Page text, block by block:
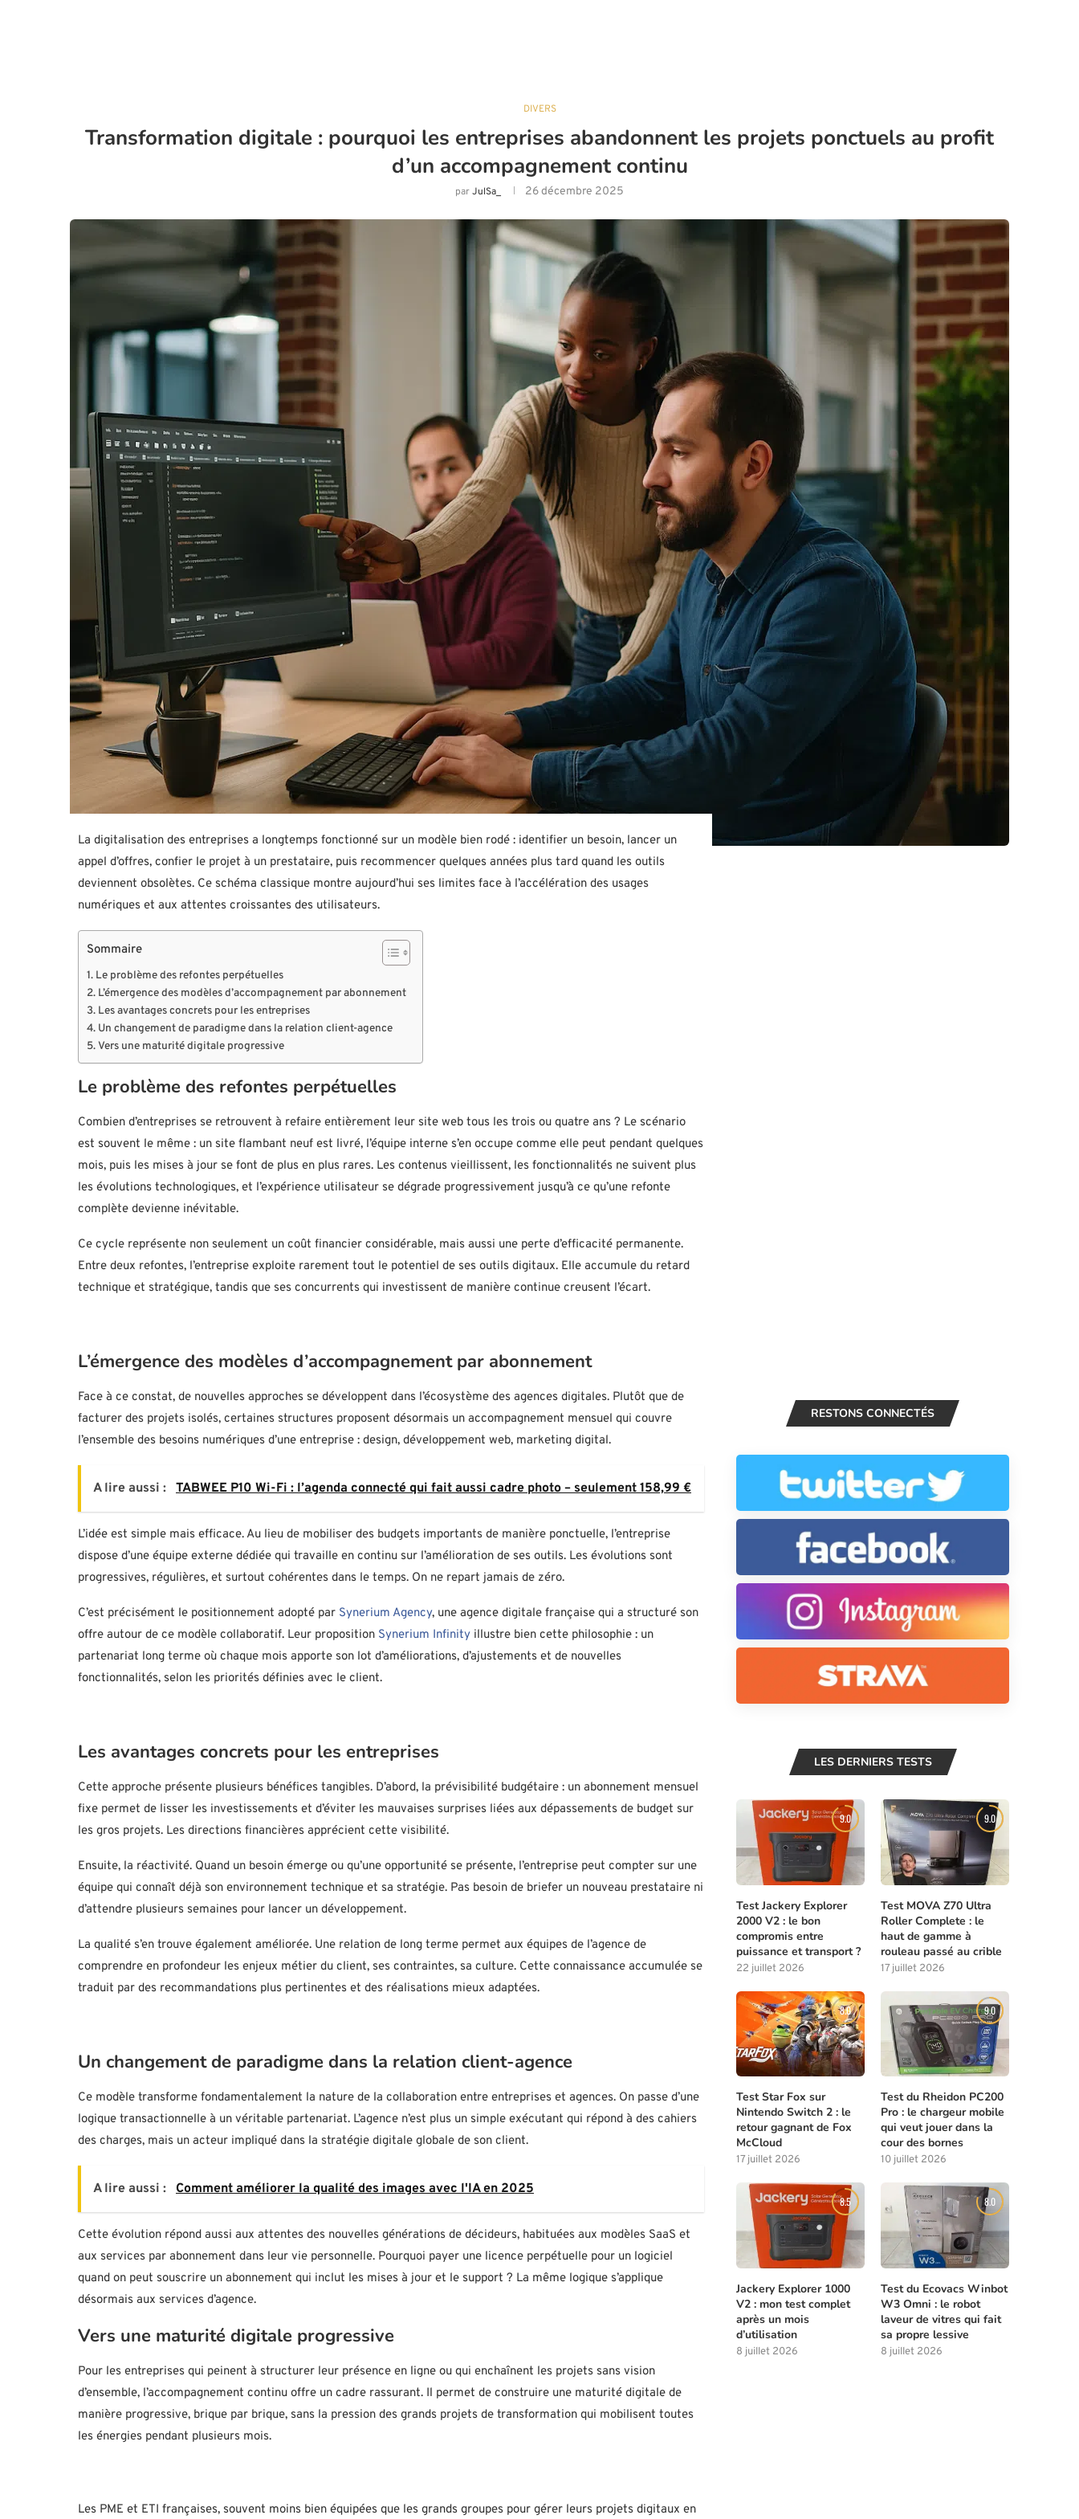
DIVERS
Transformation digitale : pourquoi les entreprises abandonnent les projets ponctuels au profit
d’un accompagnement continu
parJulSa_ 26 décembre 2025
La digitalisation des entreprises a longtemps fonctionné sur un modèle bien rodé : identifier un besoin, lancer un
appel d’offres, confier le projet à un prestataire, puis recommencer quelques années plus tard quand les outils
deviennent obsolètes. Ce schéma classique montre aujourd’hui ses limites face à l’accélération des usages
numériques et aux attentes croissantes des utilisateurs.
Sommaire
Le problème des refontes perpétuelles
L’émergence des modèles d’accompagnement par abonnement
Les avantages concrets pour les entreprises
Un changement de paradigme dans la relation client-agence
Vers une maturité digitale progressive
Le problème des refontes perpétuelles
Combien d’entreprises se retrouvent à refaire entièrement leur site web tous les trois ou quatre ans ? Le scénario
est souvent le même : un site flambant neuf est livré, l’équipe interne s’en occupe comme elle peut pendant quelques
mois, puis les mises à jour se font de plus en plus rares. Les contenus vieillissent, les fonctionnalités ne suivent plus
les évolutions technologiques, et l’expérience utilisateur se dégrade progressivement jusqu’à ce qu’une refonte
complète devienne inévitable.
Ce cycle représente non seulement un coût financier considérable, mais aussi une perte d’efficacité permanente.
Entre deux refontes, l’entreprise exploite rarement tout le potentiel de ses outils digitaux. Elle accumule du retard
technique et stratégique, tandis que ses concurrents qui investissent de manière continue creusent l’écart.
L’émergence des modèles d’accompagnement par abonnement
Face à ce constat, de nouvelles approches se développent dans l’écosystème des agences digitales. Plutôt que de
facturer des projets isolés, certaines structures proposent désormais un accompagnement mensuel qui couvre
l’ensemble des besoins numériques d’une entreprise : design, développement web, marketing digital.
A lire aussi : TABWEE P10 Wi-Fi : l’agenda connecté qui fait aussi cadre photo – seulement 158,99 €
L’idée est simple mais efficace. Au lieu de mobiliser des budgets importants de manière ponctuelle, l’entreprise
dispose d’une équipe externe dédiée qui travaille en continu sur l’amélioration de ses outils. Les évolutions sont
progressives, régulières, et surtout cohérentes dans le temps. On ne repart jamais de zéro.
C’est précisément le positionnement adopté par Synerium Agency, une agence digitale française qui a structuré son
offre autour de ce modèle collaboratif. Leur proposition Synerium Infinity illustre bien cette philosophie : un
partenariat long terme où chaque mois apporte son lot d’améliorations, d’ajustements et de nouvelles
fonctionnalités, selon les priorités définies avec le client.
Les avantages concrets pour les entreprises
Cette approche présente plusieurs bénéfices tangibles. D’abord, la prévisibilité budgétaire : un abonnement mensuel
fixe permet de lisser les investissements et d’éviter les mauvaises surprises liées aux dépassements de budget sur
les gros projets. Les directions financières apprécient cette visibilité.
Ensuite, la réactivité. Quand un besoin émerge ou qu’une opportunité se présente, l’entreprise peut compter sur une
équipe qui connaît déjà son environnement technique et sa stratégie. Pas besoin de briefer un nouveau prestataire ni
d’attendre plusieurs semaines pour lancer un développement.
La qualité s’en trouve également améliorée. Une relation de long terme permet aux équipes de l’agence de
comprendre en profondeur les enjeux métier du client, ses contraintes, sa culture. Cette connaissance accumulée se
traduit par des recommandations plus pertinentes et des réalisations mieux adaptées.
Un changement de paradigme dans la relation client-agence
Ce modèle transforme fondamentalement la nature de la collaboration entre entreprises et agences. On passe d’une
logique transactionnelle à un véritable partenariat. L’agence n’est plus un simple exécutant qui répond à des cahiers
des charges, mais un acteur impliqué dans la stratégie digitale globale de son client.
A lire aussi : Comment améliorer la qualité des images avec l'IA en 2025
Cette évolution répond aussi aux attentes des nouvelles générations de décideurs, habituées aux modèles SaaS et
aux services par abonnement dans leur vie personnelle. Pourquoi payer une licence perpétuelle pour un logiciel
quand on peut souscrire un abonnement qui inclut les mises à jour et le support ? La même logique s’applique
désormais aux services d’agence.
Vers une maturité digitale progressive
Pour les entreprises qui peinent à structurer leur présence en ligne ou qui enchaînent les projets sans vision
d’ensemble, l’accompagnement continu offre un cadre rassurant. Il permet de construire une maturité digitale de
manière progressive, brique par brique, sans la pression des grands projets de transformation qui mobilisent toutes
les énergies pendant plusieurs mois.
Les PME et ETI françaises, souvent moins bien équipées que les grands groupes pour gérer leurs projets digitaux en
RESTONS CONNECTÉS
LES DERNIERS TESTS
9.0
Test Jackery Explorer
2000 V2 : le bon
compromis entre
puissance et transport ?
22 juillet 2026
9.0
Test MOVA Z70 Ultra
Roller Complete : le
haut de gamme à
rouleau passé au crible
17 juillet 2026
8.0
Test Star Fox sur
Nintendo Switch 2 : le
retour gagnant de Fox
McCloud
17 juillet 2026
9.0
Test du Rheidon PC200
Pro : le chargeur mobile
qui veut jouer dans la
cour des bornes
10 juillet 2026
8.5
Jackery Explorer 1000
V2 : mon test complet
après un mois
d’utilisation
8 juillet 2026
8.0
Test du Ecovacs Winbot
W3 Omni : le robot
laveur de vitres qui fait
sa propre lessive
8 juillet 2026